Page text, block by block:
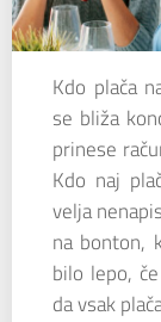
Kdo plača
se bliža
prinese
Kdo naj
velja
na bonton,
bilo lepo,
da vsak